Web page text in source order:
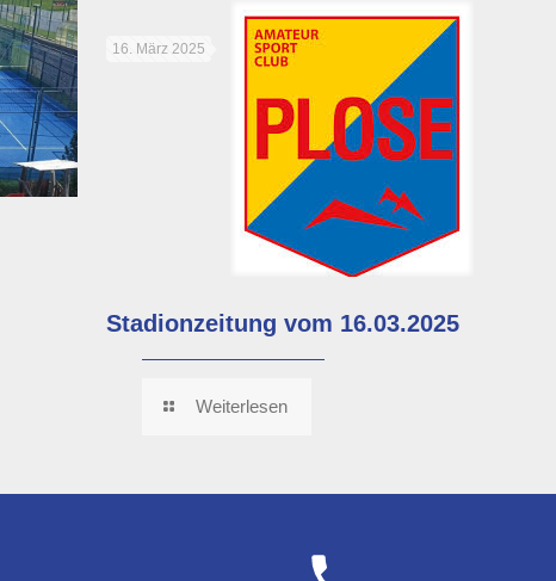
16. März 2025
Stadionzeitung vom 16.03.2025
Weiterlesen